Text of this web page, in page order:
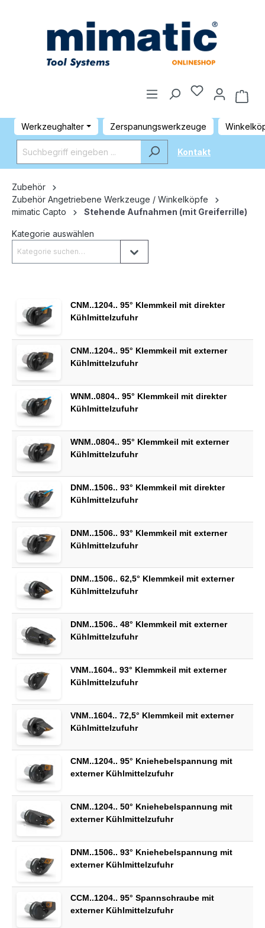
Werkzeughalter Zerspanungswerkzeuge
Kontakt
Zubehör
Zubehör Angetriebene Werkzeuge / Winkelköpfe
mimatic Capto
Stehende Aufnahmen (mit Greiferrille)
Kategorie auswählen
CNM..1204.. 95° Klemmkeil mit direkter
Kühlmittelzufuhr
CNM..1204.. 95° Klemmkeil mit externer
Kühlmittelzufuhr
WNM..0804.. 95° Klemmkeil mit direkter
Kühlmittelzufuhr
WNM..0804.. 95° Klemmkeil mit externer
Kühlmittelzufuhr
DNM..1506.. 93° Klemmkeil mit direkter
Kühlmittelzufuhr
DNM..1506.. 93° Klemmkeil mit externer
Kühlmittelzufuhr
DNM..1506.. 62,5° Klemmkeil mit externer
Kühlmittelzufuhr
DNM..1506.. 48° Klemmkeil mit externer
Kühlmittelzufuhr
VNM..1604.. 93° Klemmkeil mit externer
Kühlmittelzufuhr
VNM..1604.. 72,5° Klemmkeil mit externer
Kühlmittelzufuhr
CNM..1204.. 95° Kniehebelspannung mit
externer Kühlmittelzufuhr
CNM..1204.. 50° Kniehebelspannung mit
externer Kühlmittelzufuhr
DNM..1506.. 93° Kniehebelspannung mit
externer Kühlmittelzufuhr
CCM..1204.. 95° Spannschraube mit
externer Kühlmittelzufuhr